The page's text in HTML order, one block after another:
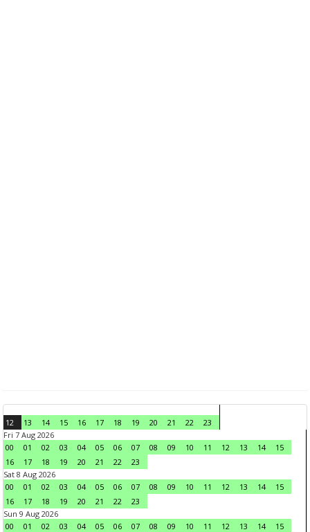
12 13 14 15 16 17 18 19 20 21 22
23
Fri 7 Aug 2026
00
01 02 03 04 05 06 07 08 09 10 11 12 13 14
15
16
17 18 19 20 21 22
23
Sat 8 Aug 2026
00
01 02 03 04 05 06 07 08 09 10 11 12 13 14
15
16
17 18 19 20 21 22
23
Sun 9 Aug 2026
00
01 02 03 04 05 06 07 08 09 10 11 12 13 14
15